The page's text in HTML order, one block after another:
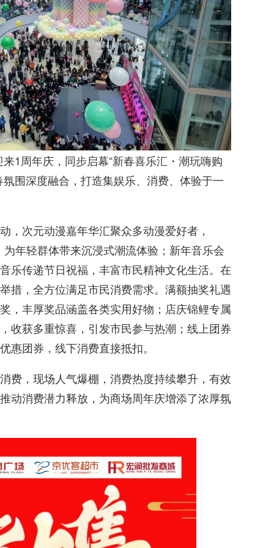
1周年庆，同步启幕“新春喜乐汇・潮玩嗨购
围深度融合，打造集娱乐、消费、体验于一
，次元动漫嘉年华汇聚众多动漫爱好者，
年轻群体带来沉浸式潮流体验；新年音乐会
乐传递节日祝福，丰富市民精神文化生活。在
措，全方位满足市民消费需求。满额抽奖礼遇
，丰厚奖品涵盖各类实用好物；店庆锦鲤专属
收获多重惊喜，引发市民参与热潮；线上团券
惠团券，线下消费直接抵扣。
费，现场人气爆棚，消费热度持续攀升，有效
动消费潜力释放，为商场周年庆增添了浓厚氛